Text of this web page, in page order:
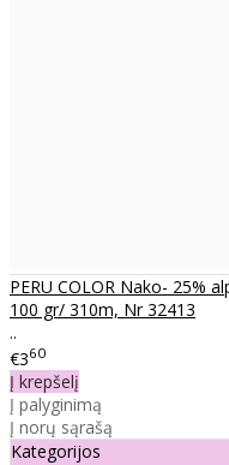
PERU COLOR Nako- 25%
100 gr/ 310m, Nr 32413
..
€360
Į krepšelį
Į palyginimą
Į norų sąrašą
Kategorijos